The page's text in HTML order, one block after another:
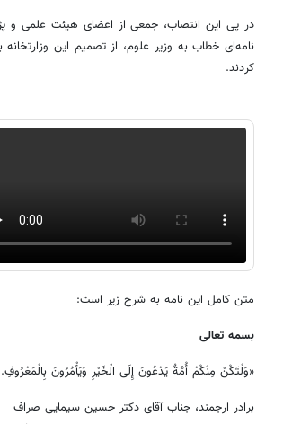
در پی این انتصاب، جمعی از اعضای هیئت علمی و
نامه‌ای خطاب به وزیر علوم، از تصمیم این
کردند.
متن کامل این نامه به شرح زیر است:
بسمه تعالی
«وَلْتَکُنْ مِنْکُمْ أُمَّةٌ یَدْعُونَ إِلَی الْخَیْرِ وَیَأْمُرُونَ
برادر ارجمند، جناب آقای دکتر حسین سیمایی صراف